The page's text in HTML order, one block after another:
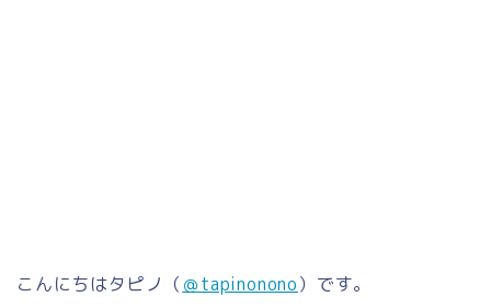
こんにちはタピノ（ ＠tapinonono）です。